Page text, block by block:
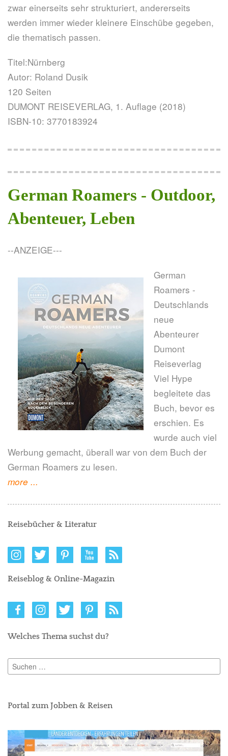
zwar einerseits sehr strukturiert, andererseits
werden immer wieder kleinere Einschübe gegeben,
die thematisch passen.
Titel:Nürnberg
Autor: Roland Dusik
120 Seiten
DUMONT REISEVERLAG, 1. Auflage (2018)
ISBN-10: 3770183924
German Roamers - Outdoor,
Abenteuer, Leben
--ANZEIGE---
German
Roamers -
Deutschlands
neue
Abenteurer
Dumont
Reiseverlag
Viel Hype
begleitete das
Buch, bevor es
erschien. Es
wurde auch viel
Werbung gemacht, überall war von dem Buch der
German Roamers zu lesen.
more "Top
Deutschland"
...
Reisebücher & Literatur
Reiseblog & Online-Magazin
Welches Thema suchst du?
Suchen
nach:
Portal zum Jobben & Reisen